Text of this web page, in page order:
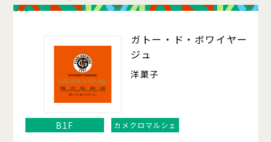
016
ガトー・ド・ボワイヤー
ジュ
洋菓子
B1F カメクロマルシェ